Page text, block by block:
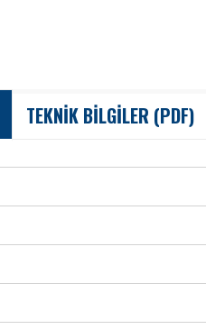
TEKNİK BİLGİLER (PDF)